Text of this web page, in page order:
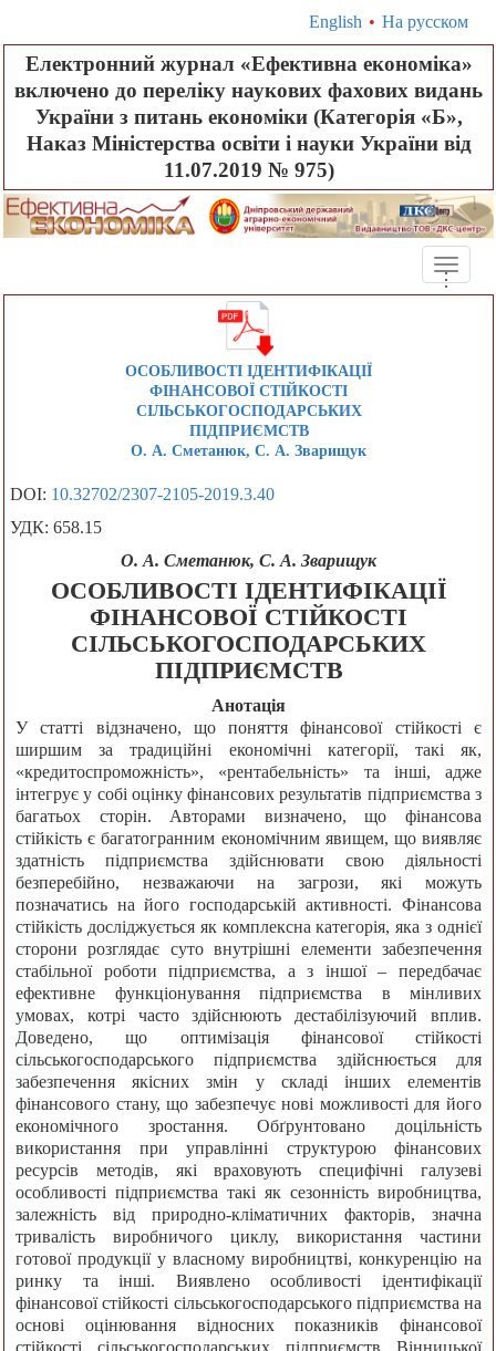
English • На русском
Електронний журнал «Ефективна економіка»
включено до переліку наукових фахових видань
України з питань економіки (Категорія «Б»,
Наказ Міністерства освіти і науки України від
11.07.2019 № 975)
Toggle
...
ОСОБЛИВОСТІ ІДЕНТИФІКАЦІЇ
ФІНАНСОВОЇ СТІЙКОСТІ
СІЛЬСЬКОГОСПОДАРСЬКИХ
ПІДПРИЄМСТВ
О. А. Сметанюк, С. А. Зварищук
DOI: 10.32702/2307-2105-2019.3.40
УДК: 658.15
О. А. Сметанюк, С. А. Зварищук
ОСОБЛИВОСТІ ІДЕНТИФІКАЦІЇ
ФІНАНСОВОЇ СТІЙКОСТІ
СІЛЬСЬКОГОСПОДАРСЬКИХ
ПІДПРИЄМСТВ
Анотація
У статті відзначено, що поняття фінансової стійкості є
ширшим за традиційні економічні категорії, такі як,
«кредитоспроможність», «рентабельність» та інші, адже
інтегрує у собі оцінку фінансових результатів підприємства з
багатьох сторін. Авторами визначено, що фінансова
стійкість є багатогранним економічним явищем, що виявляє
здатність підприємства здійснювати свою діяльності
безперебійно, незважаючи на загрози, які можуть
позначатись на його господарській активності. Фінансова
стійкість досліджується як комплексна категорія, яка з однієї
сторони розглядає суто внутрішні елементи забезпечення
стабільної роботи підприємства, а з іншої – передбачає
ефективне функціонування підприємства в мінливих
умовах, котрі часто здійснюють дестабілізуючий вплив.
Доведено, що оптимізація фінансової стійкості
сільськогосподарського підприємства здійснюється для
забезпечення якісних змін у складі інших елементів
фінансового стану, що забезпечує нові можливості для його
економічного зростання. Обґрунтовано доцільність
використання при управлінні структурою фінансових
ресурсів методів, які враховують специфічні галузеві
особливості підприємства такі як сезонність виробництва,
залежність від природно-кліматичних факторів, значна
тривалість виробничого циклу, використання частини
готової продукції у власному виробництві, конкуренцію на
ринку та інші. Виявлено особливості ідентифікації
фінансової стійкості сільськогосподарського підприємства на
основі оцінювання відносних показників фінансової
стійкості сільськогосподарських підприємств Вінницької